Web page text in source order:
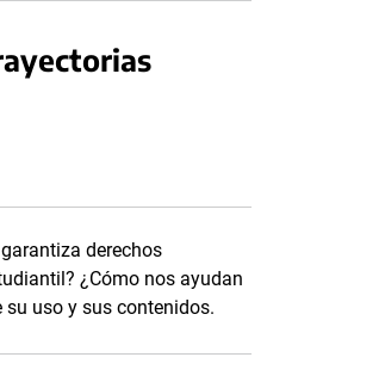
derechos
¿Cómo nos ayudan
uso y sus contenidos.